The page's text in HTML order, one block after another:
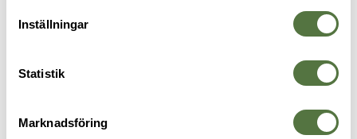
Inställningar
Statistik
Marknadsföring